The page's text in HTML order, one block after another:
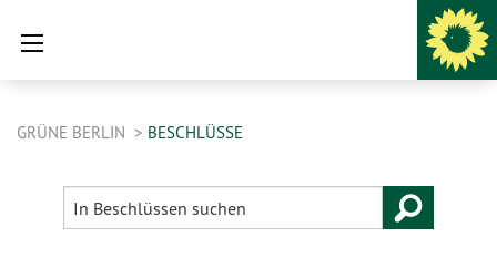
GRÜNE BERLIN BESCHLÜSSE